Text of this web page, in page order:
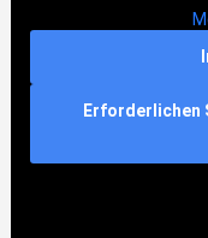
Erforderlichen